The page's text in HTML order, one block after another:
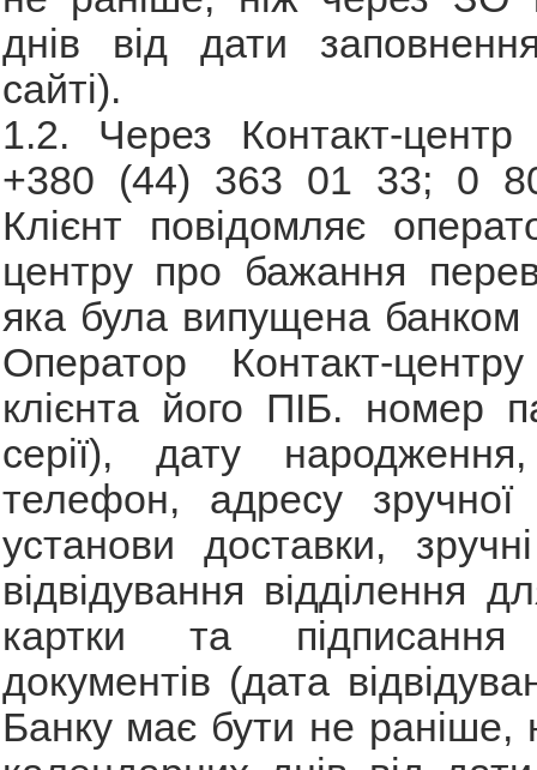
днів від дати
сайті).
1.2. Через Контакт-
+380 (44) 363 01 33; 0
Клієнт повідомляє
центру про бажання
яка була випущена
Оператор Контакт-
клієнта його ПІБ. номер
серії), дату
телефон, адресу зручної
установи доставки,
відвідування відділення
картки та підписання
документів (дата
Банку має бути не раніше,